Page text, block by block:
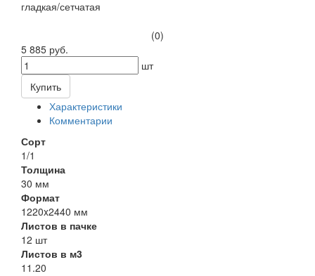
(0)
5 885 руб.
шт
Купить
Характеристики
Комментарии
Сорт
1/1
Толщина
30 мм
Формат
1220x2440 мм
Листов в пачке
12 шт
Листов в м3
11.20